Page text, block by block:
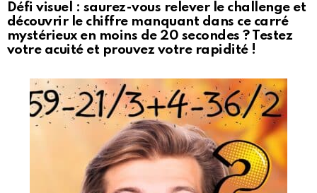
Défi visuel : saurez-vous relever le challenge et
découvrir le chiffre manquant dans ce carré
mystérieux en moins de 20 secondes ? Testez
votre acuité et prouvez votre rapidité !